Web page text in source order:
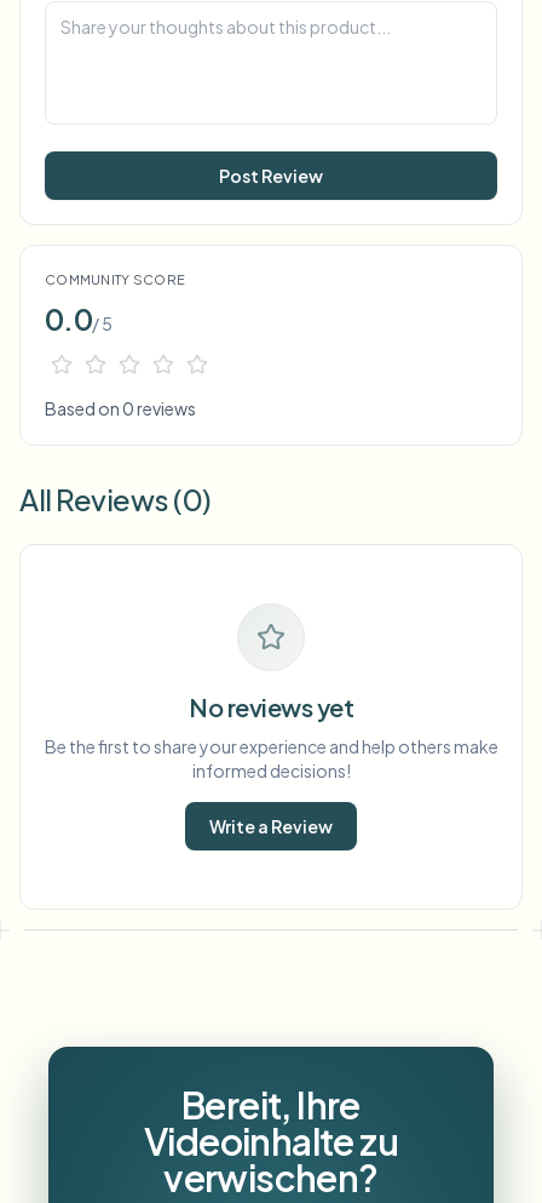
Post Review
COMMUNITY SCORE
0.0/ 5
Based on 0 reviews
All Reviews (0)
No reviews yet
Be the first to share your experience and help others make
informed decisions!
Write a Review
Bereit, Ihre
Videoinhalte zu
verwischen?